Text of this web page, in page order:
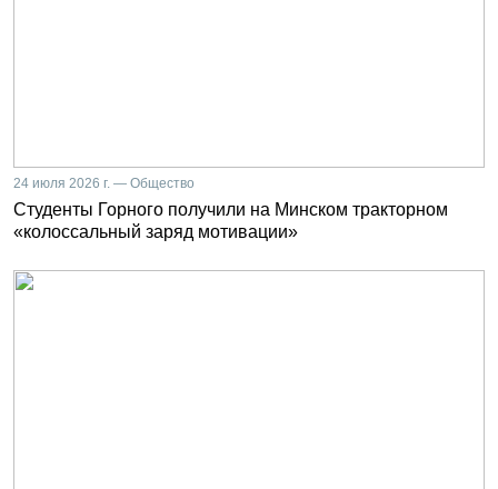
24 июля 2026 г. — Общество
Студенты Горного получили на Минском тракторном
«колоссальный заряд мотивации»